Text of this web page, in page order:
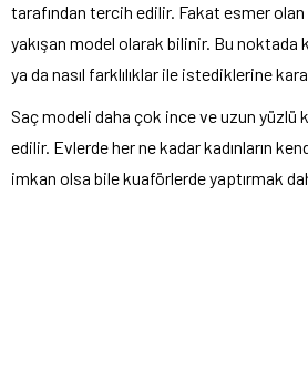
tarafından tercih edilir. Fakat esmer olan
yakışan model olarak bilinir. Bu noktada
ya da nasıl farklılıklar ile istediklerine
Saç modeli daha çok ince ve uzun yüzlü
edilir. Evlerde her ne kadar kadınların
imkan olsa bile kuaförlerde yaptırmak